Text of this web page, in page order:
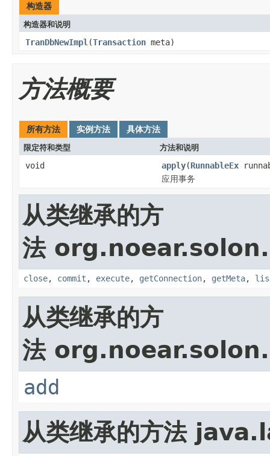
构造器
构造器和说明
TranDbNewImpl (Transaction meta)
方法概要
所有方法 实例方法 具体方法
限定符和类型 方法和说明
void apply(RunnableEx
应用事务
从类继承的方
法
close, commit , execute, getConnection, getMeta,
从类继承的方
法
add
从类继承的方法